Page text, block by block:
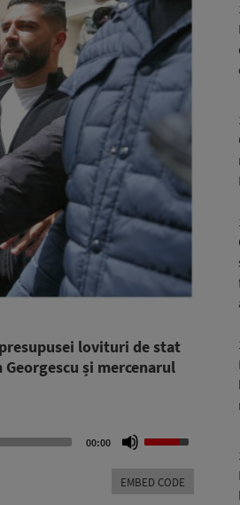
lovituri de stat
și mercenarul
00:00
Up/Down
keys
EMBED CODE